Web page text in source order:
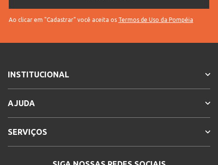
Ao clicar em "Cadastrar" você aceita os Termos de Uso da Pompéia
INSTITUCIONAL
AJUDA
SERVIÇOS